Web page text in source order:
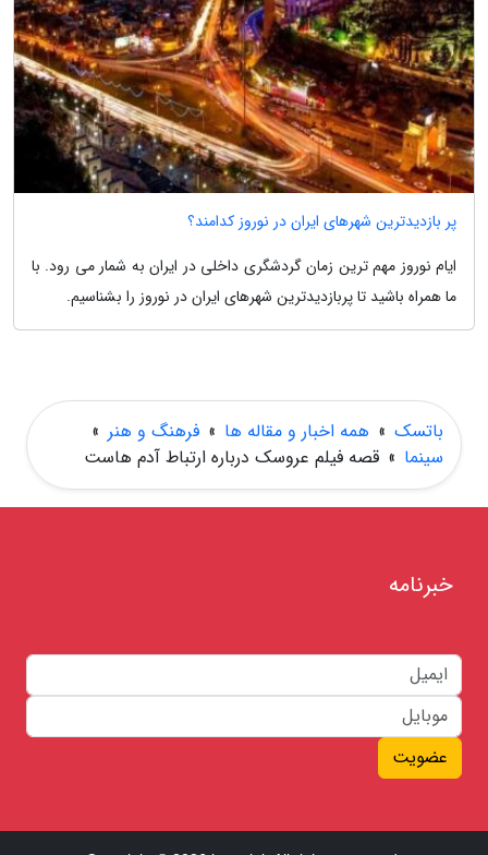
پر بازدیدترین شهرهای ایران در نوروز کدامند؟
ایام نوروز مهم ترین زمان گردشگری داخلی در ایران به شمار می رود. با
ما همراه باشید تا پربازدیدترین شهرهای ایران در نوروز را بشناسیم.
باتسک » همه اخبار و مقاله ها » فرهنگ و هنر »
سینما » قصه فیلم عروسک درباره ارتباط آدم هاست
خبرنامه
عضویت